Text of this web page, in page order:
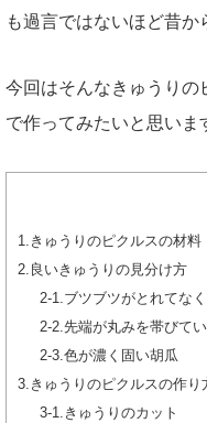
も過言ではないほど昔か
今回はそんなきゅうりの
で作ってみたいと思いま
1.きゅうりのピクルスの材料
2.良いきゅうりの見分け方
2-1.ブツブツがとれてな
2-2.先端が丸みを帯びて
2-3.色が濃く固い胡瓜
3.きゅうりのピクルスの作り
3-1.きゅうりのカット